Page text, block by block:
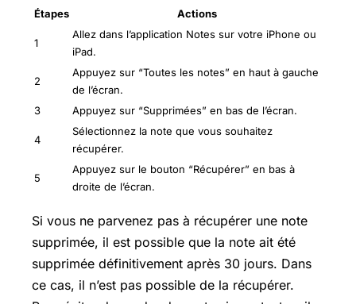
Étapes Actions
1
Allez dans l’application Notes sur votre iPhone ou
iPad.
2
Appuyez sur “Toutes les notes” en haut à gauche
de l’écran.
3
Appuyez sur “Supprimées” en bas de l’écran.
4
Sélectionnez la note que vous souhaitez
récupérer.
5
Appuyez sur le bouton “Récupérer” en bas à
droite de l’écran.
Si vous ne parvenez pas à récupérer une note
supprimée, il est possible que la note ait été
supprimée définitivement après 30 jours. Dans
ce cas, il n’est pas possible de la récupérer.